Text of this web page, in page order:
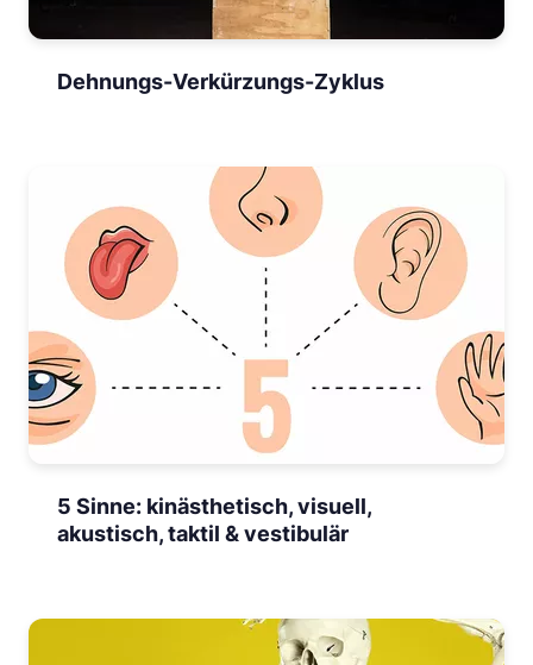
Dehnungs-Verkürzungs-Zyklus
5 Sinne: kinästhetisch, visuell,
akustisch, taktil & vestibulär